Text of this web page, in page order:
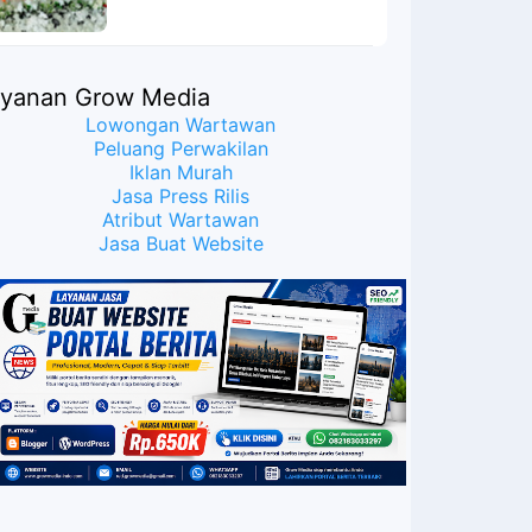
Grow Media
Lowongan Wartawan
Peluang Perwakilan
Iklan Murah
Jasa Press Rilis
Atribut Wartawan
Jasa Buat Website